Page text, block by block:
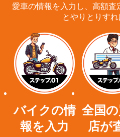
愛車の情報を入力し、高額査
とやりとりすれ
バイクの情
報を入力
全国
店が